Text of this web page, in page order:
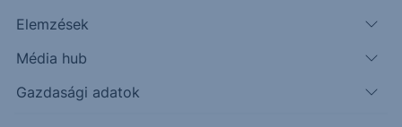
Elemzések
Média hub
Gazdasági adatok
49.17 USD
Időpont: 26.08.07. 22:01
Előző záró:
48.37